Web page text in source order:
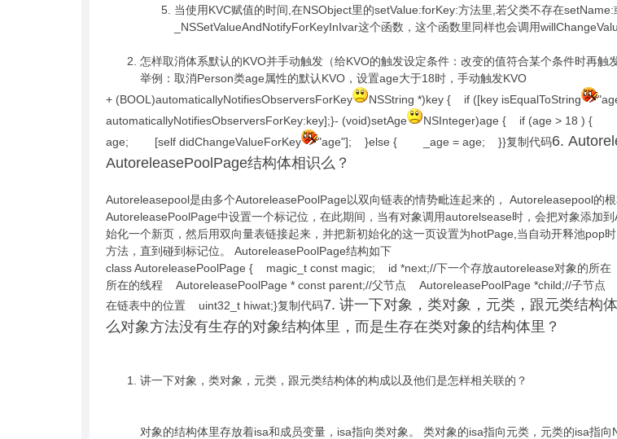
当使用KVC赋值的时间,在NSObject里的setValue:forKey:方法里,若父类不存在
_NSSetValueAndNotifyForKeyInIvar这个函数，这个函数里同样也会调用
怎样取消体系默认的KVO并手动触发（给KVO的触发设定条件：改变的值符合某个条件时再触
举例：取消Person类age属性的默认KVO，设置age大于18时，手动触发KVO
+ (BOOL)automaticallyNotifiesObserversForKey
NSString *)key { if ([key isEqualToString
automaticallyNotifiesObserversForKey:key];}- (void)setAge
NSInteger)age { if (age > 18 ) {
age; [self didChangeValueForKey
"age"]; }else { _age = age; }}复制代码6.
AutoreleasePoolPage结构体相识么？
Autoreleasepool是由多个AutoreleasePoolPage以双向链表的情势毗连起来的， Autoreleasepool的
AutoreleasePoolPage中设置一个标记位，在此期间，当有对象调用autorelsease时，会把对象添加
始化一个新页，然后用双向量表链接起来，并把新初始化的这一页设置为hotPage,当自动开释池pop
方法，直到碰到标记位。 AutoreleasePoolPage结构如下
class AutoreleasePoolPage { magic_t const magic; id *next;//下一个存放autorelease对象的所
所在的线程 AutoreleasePoolPage * const parent;//父节点 AutoreleasePoolPage *child;//子节点
在链表中的位置 uint32_t hiwat;}复制代码7. 讲一下对象，类对象，元类，跟元类结构
么对象方法没有生存的对象结构体里，而是生存在类对象的结构体里？
讲一下对象，类对象，元类，跟元类结构体的构成以及他们是怎样相关联的？
对象的结构体里存放着isa和成员变量，isa指向类对象。 类对象的isa指向元类，元类的isa指向